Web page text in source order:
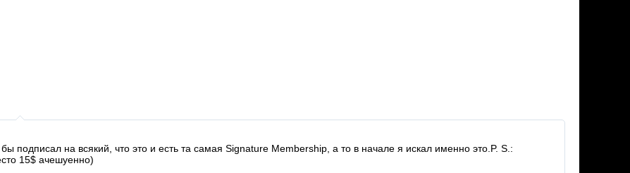
бы подписал на всякий, что это и есть та самая Signature Membership, а то в начале я искал именно это.P. S.:
15$ ачешуенно)